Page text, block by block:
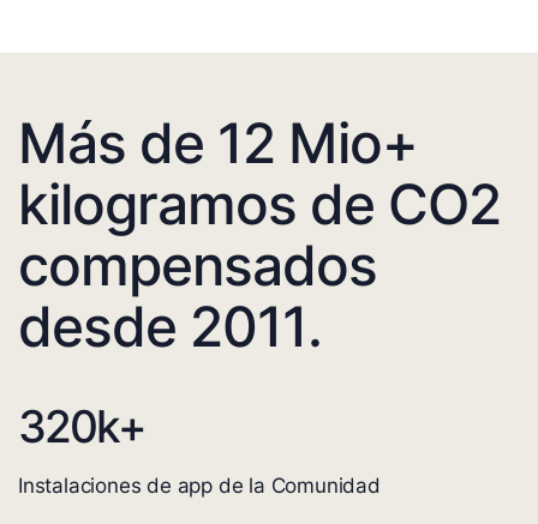
Más de 12 Mio+
kilogramos de CO2
compensados
desde 2011.
320k+
Instalaciones de app de la Comunidad